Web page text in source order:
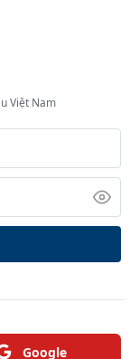
Việt Nam
Google